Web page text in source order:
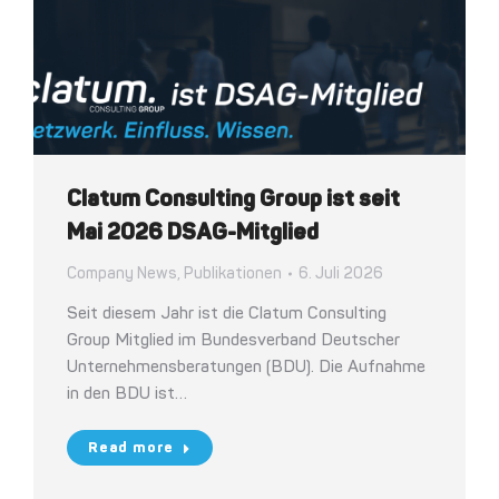
Clatum Consulting Group ist seit
Mai 2026 DSAG-Mitglied
Company News, Publikationen 6. Juli 2026
Seit diesem Jahr ist die Clatum Consulting
Group Mitglied im Bundesverband Deutscher
Unternehmensberatungen (BDU). Die Aufnahme
in den BDU ist…
Read more